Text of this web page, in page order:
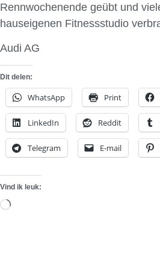
Rennwochenende geübt und
hauseigenen Fitnessstudio
Audi AG
Dit delen:
WhatsApp Print
LinkedIn Reddit
Telegram E-mail
Vind ik leuk:
Aan